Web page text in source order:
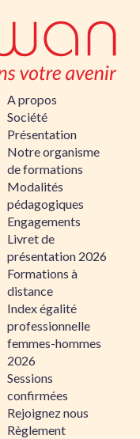
A propos
Société
Présentation
Notre organisme
de formations
Modalités
pédagogiques
Engagements
Livret de
présentation 2026
Formations à
distance
Index égalité
professionnelle
femmes-hommes
2026
Sessions
confirmées
Rejoignez nous
Règlement